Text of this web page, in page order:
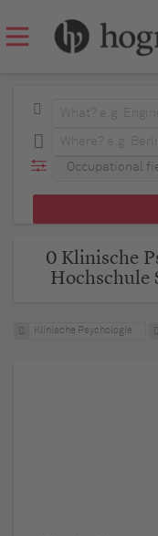
Occupational
0 Klinische
Hochschule
Klinische Psychologie